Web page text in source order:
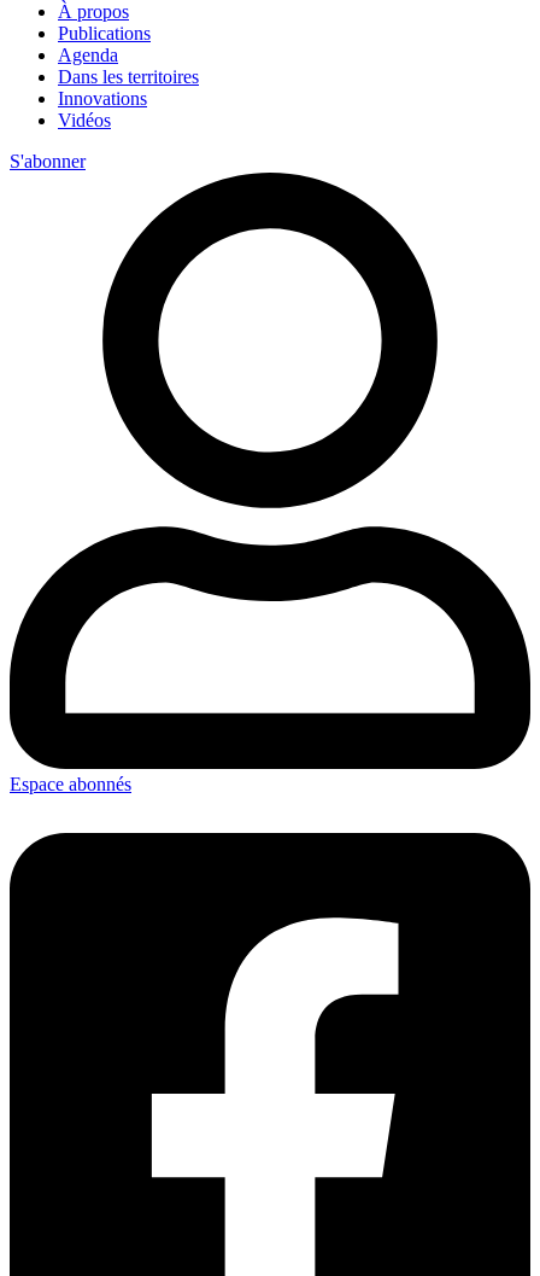
À propos
Publications
Agenda
Dans les territoires
Innovations
Vidéos
S'abonner
Espace abonnés